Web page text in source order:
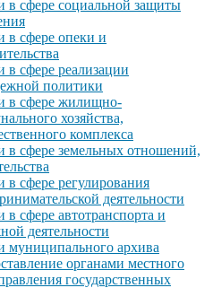
в сфере социальной защиты
в сфере опеки и
в сфере реализации
политики
в сфере жилищно-
хозяйства,
комплекса
в сфере земельных отношений,
в сфере регулирования
деятельности
в сфере автотранспорта и
деятельности
муниципального архива
органами местного
государственных